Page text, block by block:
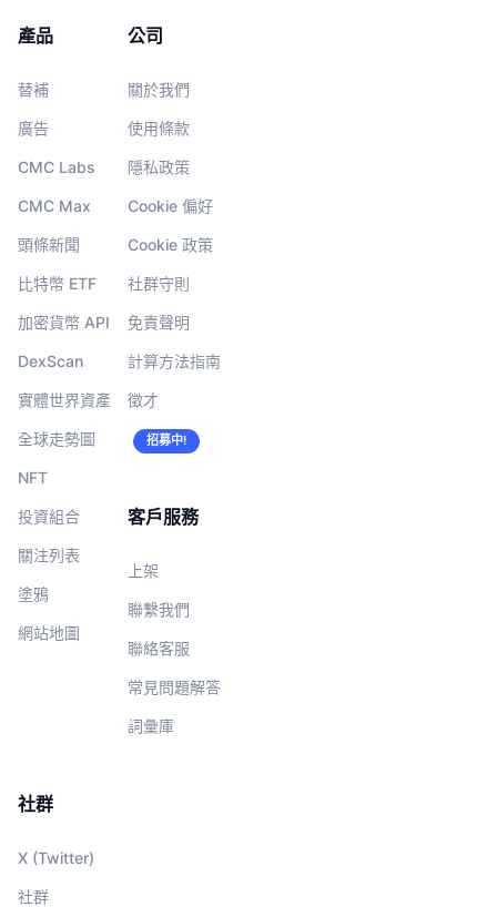
產品
替補
廣告
CMC Labs
CMC Max
頭條新聞
比特幣 ETF
加密貨幣 API
DexScan
實體世界資產
全球走勢圖
NFT
投資組合
關注列表
塗鴉
網站地圖
公司
關於我們
使用條款
隱私政策
Cookie 偏好
Cookie 政策
社群守則
免責聲明
計算方法指南
徵才
招募中!
客戶服務
上架
聯繫我們
聯絡客服
常見問題解答
詞彙庫
社群
X (Twitter)
社群